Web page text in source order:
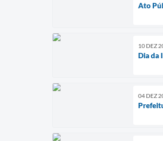
Ato
10 DEZ
Dia da
04 DEZ